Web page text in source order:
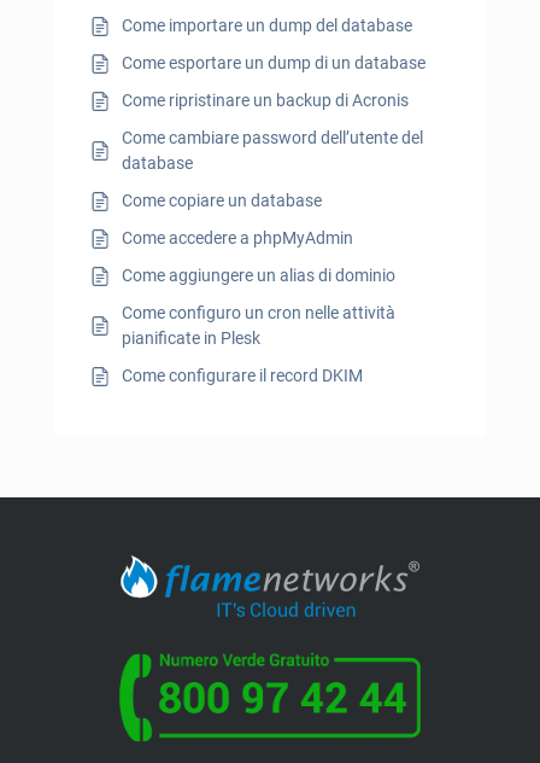
Come importare un dump del database
Come esportare un dump di un database
Come ripristinare un backup di Acronis
Come cambiare password dell’utente del
database
Come copiare un database
Come accedere a phpMyAdmin
Come aggiungere un alias di dominio
Come configuro un cron nelle attività
pianificate in Plesk
Come configurare il record DKIM